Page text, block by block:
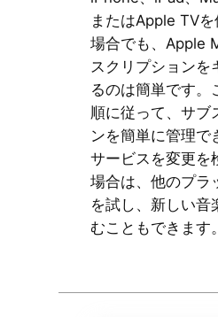
またはApple TV
場合でも、Apple
スクリプションを
るのは簡単です。
順に従って、サブ
ンを簡単に管理で
サービスを変更を
場合は、他のプラ
を試し、新しい音
むこともできます。